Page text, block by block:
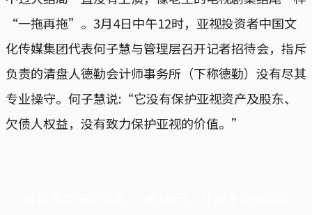
“一拖再拖”。3月4日中午12时，亚视投资者中国文
化传媒集团代表何子慧与管理层召开记者招待会，指斥
负责的清盘人德勤会计师事务所（下称德勤）没有尽其
专业操守。何子慧说:“它没有保护亚视资产及股东、
欠债人权益，没有致力保护亚视的价值。”